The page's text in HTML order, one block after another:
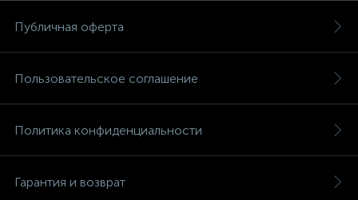
Публичная оферта
Пользовательское соглашение
Политика конфиденциальности
Гарантия и возврат